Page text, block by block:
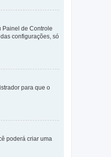
Painel de Controle
configurações, só
para que o
poderá criar uma